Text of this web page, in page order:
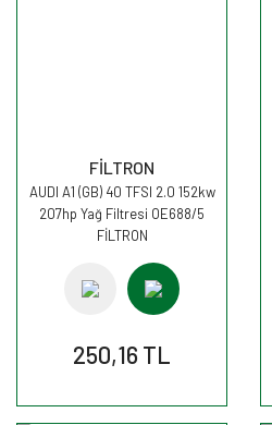
FİLTRON
AUDI A1 (GB) 40 TFSI 2.0 152kw
207hp Yağ Filtresi OE688/5
FİLTRON
250,16 TL